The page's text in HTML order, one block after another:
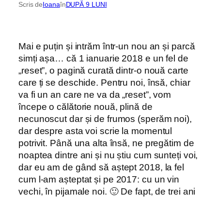
Scris deIoanaînDUPĂ 9 LUNI
Mai e puțin și intrăm într-un nou an și parcă
simți așa… că 1 ianuarie 2018 e un fel de
„reset”, o pagină curată dintr-o nouă carte
care ți se deschide. Pentru noi, însă, chiar
va fi un an care ne va da „reset”, vom
începe o călătorie nouă, plină de
necunoscut dar și de frumos (sperăm noi),
dar despre asta voi scrie la momentul
potrivit. Până una alta însă, ne pregătim de
noaptea dintre ani și nu știu cum sunteți voi,
dar eu am de gând să aștept 2018, la fel
cum l-am așteptat și pe 2017: cu un vin
vechi, în pijamale noi. 🙂 De fapt, de trei ani